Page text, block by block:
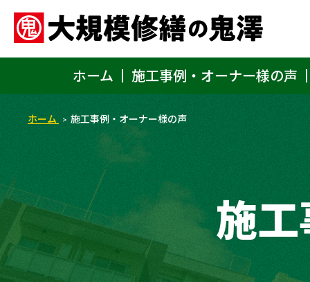
ホーム 施工事例・オーナー様の声
ホーム 施工事例・オーナー様の声
施